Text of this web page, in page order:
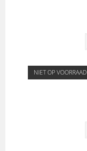
NIET OP VOORRAAD